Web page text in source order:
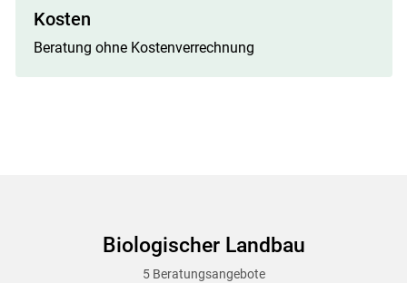
Kosten
Beratung ohne Kostenverrechnung
Biologischer Landbau
5 Beratungsangebote